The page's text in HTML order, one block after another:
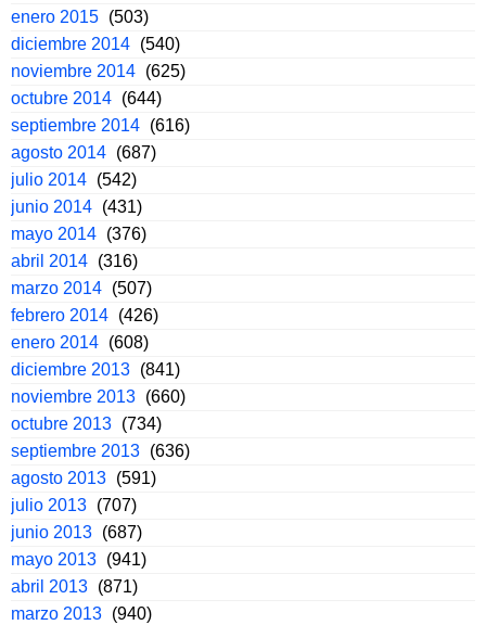
enero 2015 (503)
diciembre 2014 (540)
noviembre 2014 (625)
octubre 2014 (644)
septiembre 2014 (616)
agosto 2014 (687)
julio 2014 (542)
junio 2014 (431)
mayo 2014 (376)
abril 2014 (316)
marzo 2014 (507)
febrero 2014 (426)
enero 2014 (608)
diciembre 2013 (841)
noviembre 2013 (660)
octubre 2013 (734)
septiembre 2013 (636)
agosto 2013 (591)
julio 2013 (707)
junio 2013 (687)
mayo 2013 (941)
abril 2013 (871)
marzo 2013 (940)